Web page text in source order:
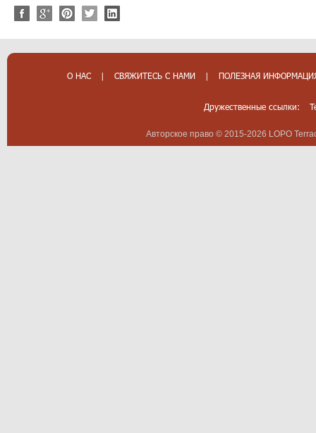
О НАС | СВЯЖИТЕСЬ С НАМИ | ПОЛЕЗНАЯ
Дружественные ссылки:
Авторское право © 2015-2026 LOPO